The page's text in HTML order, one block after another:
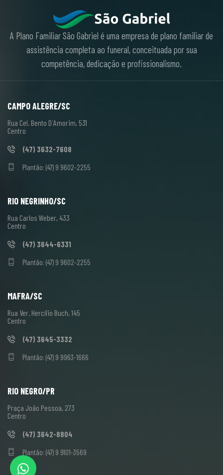
A Plano Familiar São Gabriel é uma empresa de plano familiar de
assistência completa ao funeral, conceituada por sua
competência, dedicação e profissionalismo.
CAMPO ALEGRE/SC
Rua Cel. Bento D`Amorim, 531
Centro
(47) 3632-7608
Plantão: (47) 9 9602-2255
RIO NEGRINHO/SC
Rua Carlos Weber, 433
Centro
(47) 3644-6331
Plantão: (47) 9 9602-2255
MAFRA/SC
Rua Ver. Hercílio Buch, 145
Centro
(47) 3645-3332
Plantão: (47) 9 9963-1666
RIO NEGRO/PR
Praça João Pessoa, 273
Centro
(47) 3642-8804
Plantão: (47) 9 9101-3569